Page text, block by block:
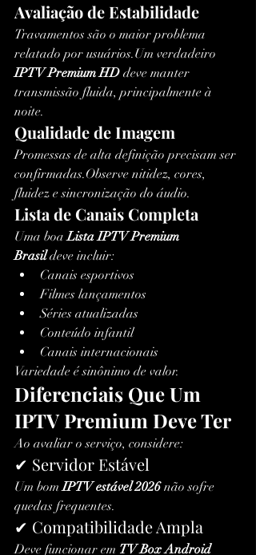
Avaliação de Estabilidade
Travamentos são o maior problema
relatado por usuários.Um verdadeiro
IPTV Premium HD deve manter
transmissão fluida, principalmente à
noite.
Qualidade de Imagem
Promessas de alta definição precisam ser
confirmadas.Observe nitidez, cores,
fluidez e sincronização do áudio.
Lista de Canais Completa
Uma boa Lista IPTV Premium
Brasil deve incluir:
Canais esportivos
Filmes lançamentos
Séries atualizadas
Conteúdo infantil
Canais internacionais
Variedade é sinônimo de valor.
Diferenciais Que Um
IPTV Premium Deve Ter
Ao avaliar o serviço, considere:
✔ Servidor Estável
Um bom IPTV estável 2026 não sofre
quedas frequentes.
✔ Compatibilidade Ampla
Deve funcionar em TV Box Android